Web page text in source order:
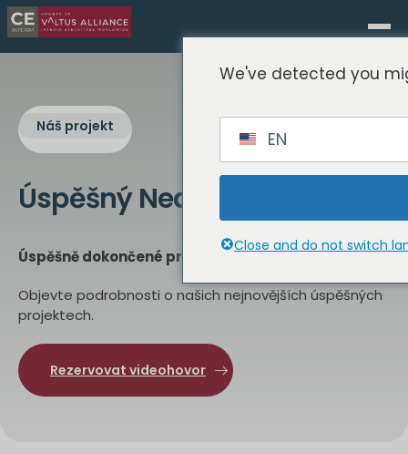
Náš projekt
Úspěšný Nedávný
Úspěšně dokončené průběžné projekty
Objevte podrobnosti o našich nejnovějších úspěšných
projektech.
Rezervovat videohovor
We've detected you
EN
Close and do not switch